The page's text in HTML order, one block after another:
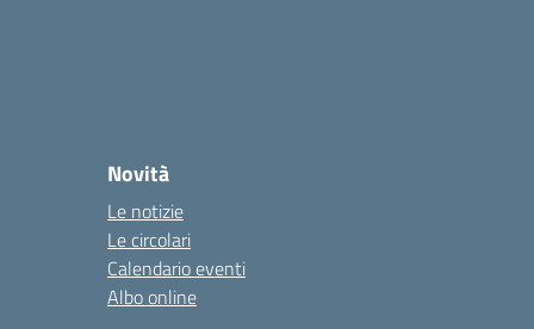
Novità
Le notizie
Le circolari
Calendario eventi
Albo online